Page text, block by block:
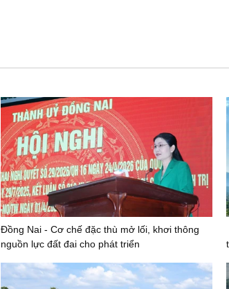
Đồng Nai - Cơ chế đặc thù mở lối, khơi thông
nguồn lực đất đai cho phát triển